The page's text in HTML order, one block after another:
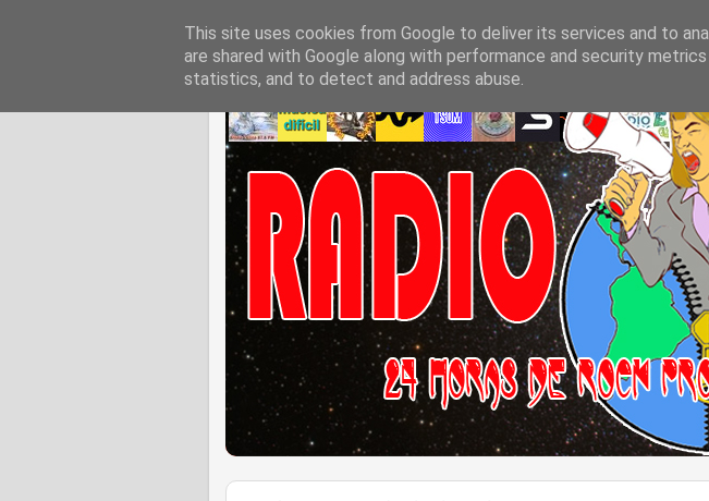
This site uses cookies from Google to deliver its services and to
are shared with Google along with performance and security
statistics, and to detect and address abuse.